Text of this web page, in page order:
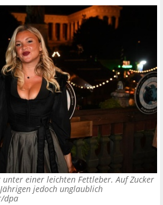
unter einer leichten Fettleber. Auf Zucker
jedoch unglaublich
dpa